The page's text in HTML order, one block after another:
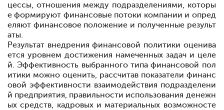
цессы, отношения между подразделениями, которы
е формируют финансовые потоки компании и опред
еляют финансовое положение и полученные результ
аты.
Результат внедрения финансовой политики оценива
ется уровнем достижения намеченных задач и целе
й. Эффективность выбранного типа финансовой пол
итики можно оценить, рассчитав показатели финанс
овой эффективности взаимодействия подразделени
й предприятия, правильности использования денежн
ых средств, кадровых и материальных возможносте